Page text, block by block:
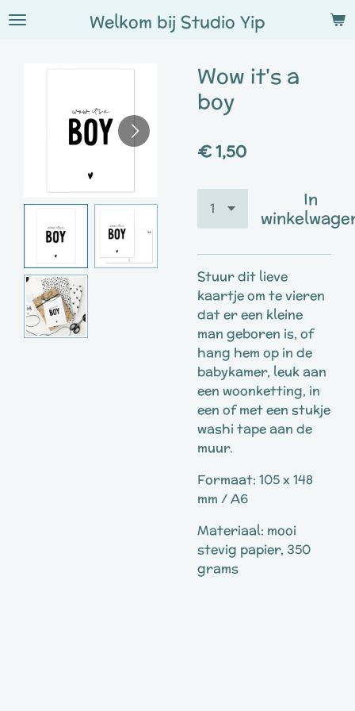
Ga
Welkom bij Studio Yip
Wow it's a
boy
€ 1,50
In
Stuur dit lieve
kaartje om te vieren
dat er een kleine
man geboren is, of
hang hem op in de
babykamer, leuk aan
een woonketting, in
een of met een stukje
washi tape aan de
muur.
Formaat: 105 x 148
mm / A6
Materiaal: mooi
stevig papier, 350
grams